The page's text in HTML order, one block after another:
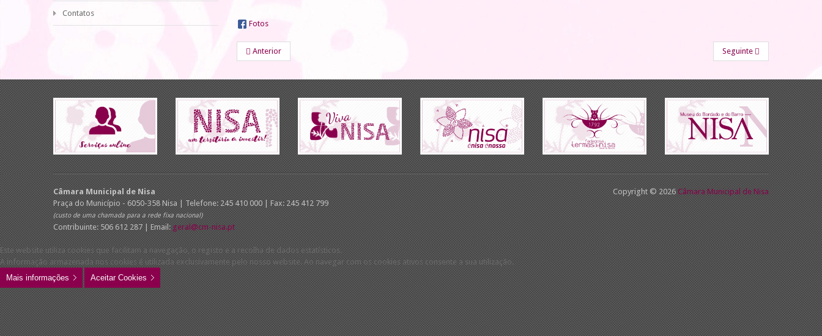
Fotos
Anterior Seguinte
Contatos
Câmara Municipal de Nisa
Praça do Município - 6050-358 Nisa | Telefone: 245 410 000 | Fax: 245 412 799
(custo de uma chamada para a rede fixa nacional)
Contribuinte: 506 612 287 | Email: geral@cm-nisa.pt
Copyright © 2026 Câmara Municipal de Nisa
Este website utiliza cookies que facilitam a navegação, o registo e a recolha de dados estatísticos.
A informação armazenada nos cookies é utilizada exclusivamente pelo nosso website. Ao navegar com os cookies ativos consente a sua utilização.
Mais informações
Aceitar Cookies